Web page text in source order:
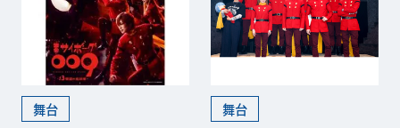
舞台 舞台